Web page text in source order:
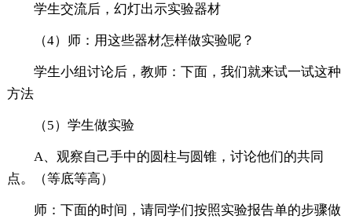
学生交流后，幻灯出示实验器材
（4）师：用这些器材怎样做实验呢？
学生小组讨论后，教师：下面，我们就来试一试这种
方法
（5）学生做实验
A、观察自己手中的圆柱与圆锥，讨论他们的共同
点。（等底等高）
师：下面的时间，请同学们按照实验报告单的步骤做